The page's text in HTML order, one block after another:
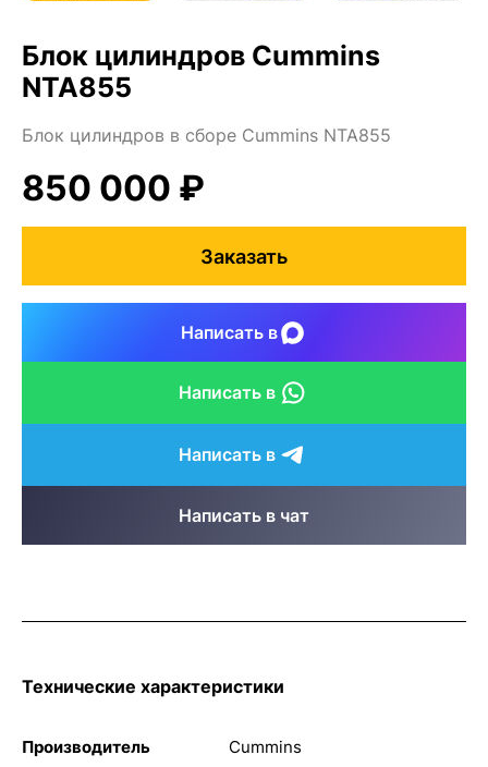
Блок цилиндров Cummins
NTA855
Блок цилиндров в сборе Cummins NTA855
850 000 ₽
Заказать
Написать в
Написать в
Написать в
Написать в чат
Технические характеристики
Производитель
Cummins